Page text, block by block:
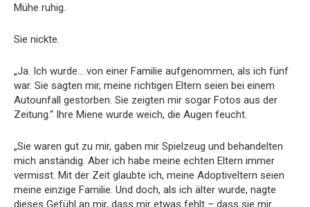
Mühe ruhig.
Sie nickte.
„Ja. Ich wurde… von einer Familie aufgenommen, als ich fünf
war. Sie sagten mir, meine richtigen Eltern seien bei einem
Autounfall gestorben. Sie zeigten mir sogar Fotos aus der
Zeitung.“ Ihre Miene wurde weich, die Augen feucht.
„Sie waren gut zu mir, gaben mir Spielzeug und behandelten
mich anständig. Aber ich habe meine echten Eltern immer
vermisst. Mit der Zeit glaubte ich, meine Adoptiveltern seien
meine einzige Familie. Und doch, als ich älter wurde, nagte
dieses Gefühl an mir, dass mir etwas fehlt – dass sie mir